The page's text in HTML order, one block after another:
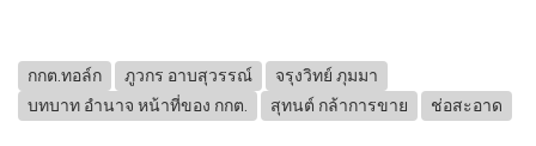
กกต.ทอล์ก ภูวกร อาบสุวรรณ์
จรุงวิทย์ ภุมมา
บทบาท อำนาจ หน้าที่ของ กกต.
สุทนต์ กล้าการขาย ช่อสะอาด